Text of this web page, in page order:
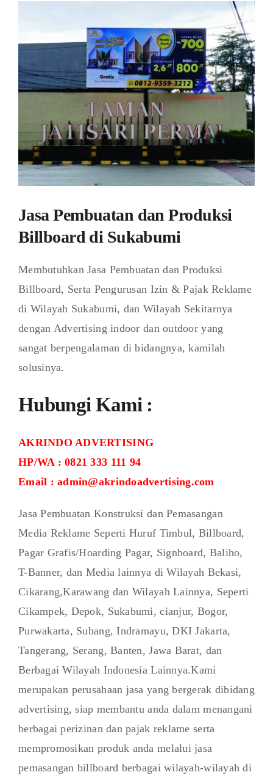
Jasa Pembuatan dan Produksi
Billboard di Sukabumi
Membutuhkan Jasa Pembuatan dan Produksi
Billboard, Serta Pengurusan Izin & Pajak Reklame
di Wilayah Sukabumi, dan Wilayah Sekitarnya
dengan Advertising indoor dan outdoor yang
sangat berpengalaman di bidangnya, kamilah
solusinya.
Hubungi Kami :
AKRINDO ADVERTISING
HP/WA : 0821 333 111 94
Email : admin@akrindoadvertising.com
Jasa Pembuatan Konstruksi dan Pemasangan
Media Reklame Seperti Huruf Timbul, Billboard,
Pagar Grafis/Hoarding Pagar, Signboard, Baliho,
T-Banner, dan Media lainnya di Wilayah Bekasi,
Cikarang,Karawang dan Wilayah Lainnya, Seperti
Cikampek, Depok, Sukabumi, cianjur, Bogor,
Purwakarta, Subang, Indramayu, DKI Jakarta,
Tangerang, Serang, Banten, Jawa Barat, dan
Berbagai Wilayah Indonesia Lainnya.Kami
merupakan perusahaan jasa yang bergerak dibidang
advertising, siap membantu anda dalam menangani
berbagai perizinan dan pajak reklame serta
mempromosikan produk anda melalui jasa
pemasangan billboard berbagai wilayah-wilayah di